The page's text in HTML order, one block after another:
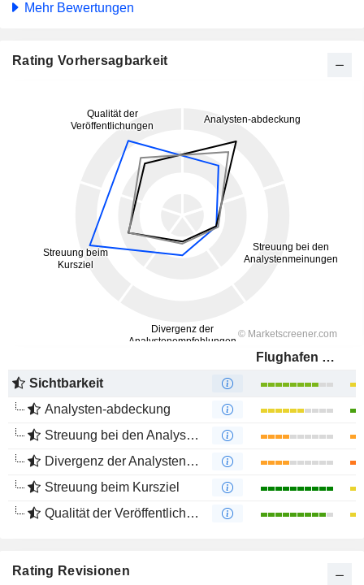
Mehr Bewertungen
Rating Vorhersagbarkeit
Flughafen Wien AG
Sichtbarkeit
Analysten-abdeckung
Streuung bei den Analystenmeinungen
Divergenz der Analystenempfehlungen
Streuung beim Kursziel
Qualität der Veröffentlichungen
Rating Revisionen